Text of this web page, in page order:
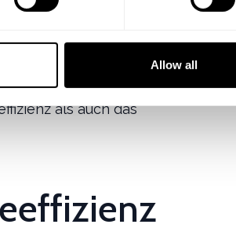
Allow all
Jahren stark
Vorteile für Bauherren und
dass die neuesten Trends
als auch das